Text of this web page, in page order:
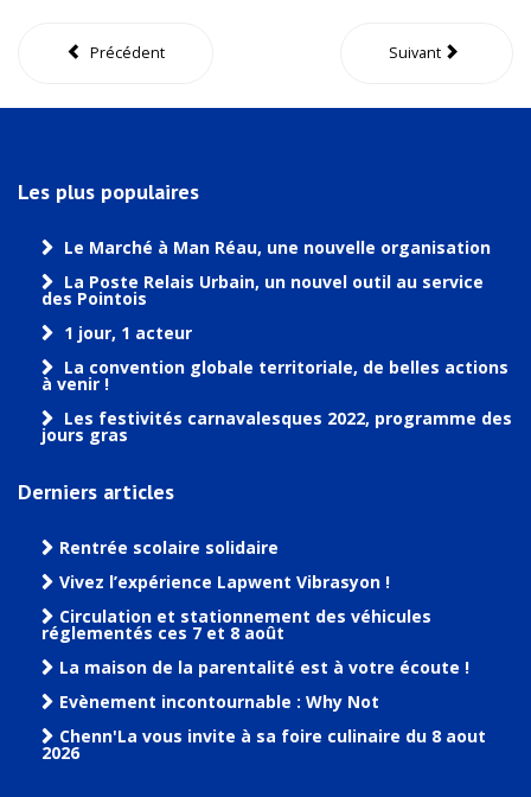
Précédent Suivant
Les plus populaires
Le Marché à Man Réau, une nouvelle organisation
La Poste Relais Urbain, un nouvel outil au service
des Pointois
1 jour, 1 acteur
La convention globale territoriale, de belles actions
à venir !
Les festivités carnavalesques 2022, programme des
jours gras
Derniers articles
Rentrée scolaire solidaire
Vivez l’expérience Lapwent Vibrasyon !
Circulation et stationnement des véhicules
réglementés ces 7 et 8 août
La maison de la parentalité est à votre écoute !
Evènement incontournable : Why Not
Chenn'La vous invite à sa foire culinaire du 8 aout
2026